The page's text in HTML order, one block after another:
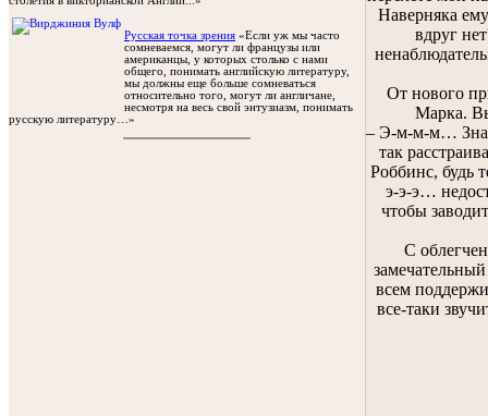
Русская точка зрения «Если уж мы часто
сомневаемся, могут ли французы или
американцы, у которых столько с нами
общего, понимать английскую литературу,
мы должны еще больше сомневаться
относительно того, могут ли англичане,
несмотря на весь свой энтузиазм, понимать
русскую литературу…»
Наверняка
вдруг
От нового
Марка.
– Э-м-м-м…
так
Роббинс, будь
э-э-э…
чтобы
С
всем
все-таки